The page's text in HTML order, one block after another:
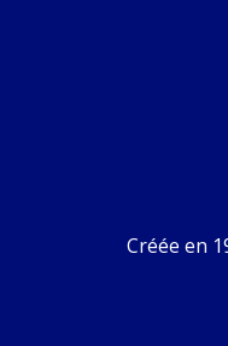
Créée en